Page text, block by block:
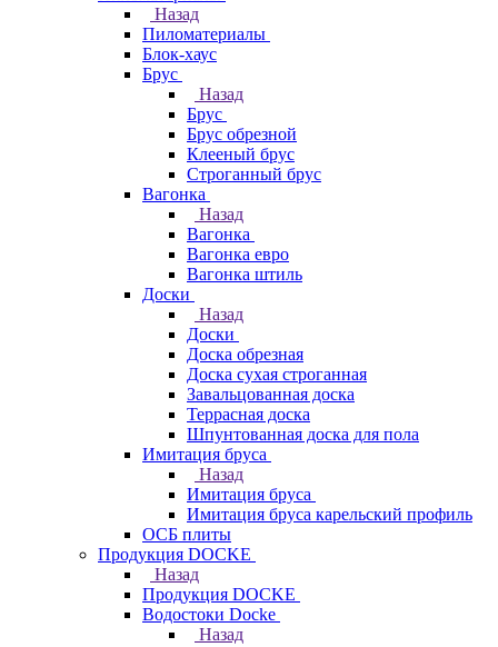
Назад
Пиломатериалы
Блок-хаус
Брус
Назад
Брус
Брус обрезной
Клееный брус
Строганный брус
Вагонка
Назад
Вагонка
Вагонка евро
Вагонка штиль
Доски
Назад
Доски
Доска обрезная
Доска сухая строганная
Завальцованная доска
Террасная доска
Шпунтованная доска для пола
Имитация бруса
Назад
Имитация бруса
Имитация бруса карельский профиль
ОСБ плиты
Продукция DOCKE
Назад
Продукция DOCKE
Водостоки Docke
Назад